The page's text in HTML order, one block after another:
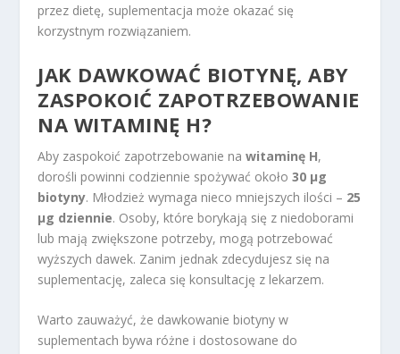
przez dietę, suplementacja może okazać się
korzystnym rozwiązaniem.
JAK DAWKOWAĆ BIOTYNĘ, ABY
ZASPOKOIĆ ZAPOTRZEBOWANIE
NA WITAMINĘ H?
Aby zaspokoić zapotrzebowanie nawitaminę H,
dorośli powinni codziennie spożywać około30 µg
biotyny. Młodzież wymaga nieco mniejszych ilości – 25
µg dziennie. Osoby, które borykają się z niedoborami
lub mają zwiększone potrzeby, mogą potrzebować
wyższych dawek. Zanim jednak zdecydujesz się na
suplementację, zaleca się konsultację z lekarzem.
Warto zauważyć, że dawkowanie biotyny w
suplementach bywa różne i dostosowane do